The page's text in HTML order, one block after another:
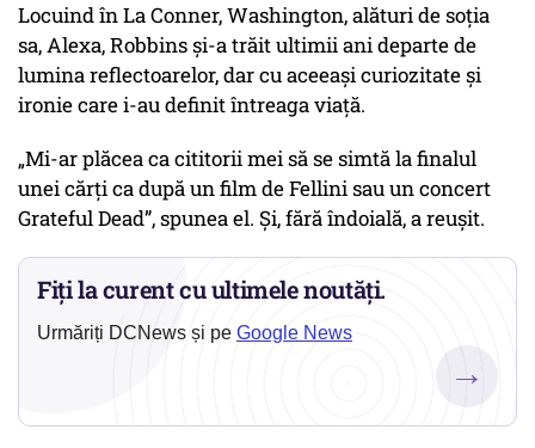
Locuind în La Conner, Washington, alături de soția
sa, Alexa, Robbins și-a trăit ultimii ani departe de
lumina reflectoarelor, dar cu aceeași curiozitate și
ironie care i-au definit întreaga viață.
„Mi-ar plăcea ca cititorii mei să se simtă la finalul
unei cărți ca după un film de Fellini sau un concert
Grateful Dead”, spunea el. Și, fără îndoială, a reușit.
Fiți la curent cu ultimele noutăți.
Urmăriți DCNews și pe Google News
→